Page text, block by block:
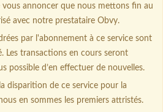
vous annoncer que nous mettons fin au
avec notre prestataire Obvy.
par l'abonnement à ce service sont
Les transactions en cours seront
possible d’en effectuer de nouvelles.
disparition de ce service pour la
en sommes les premiers attristés.